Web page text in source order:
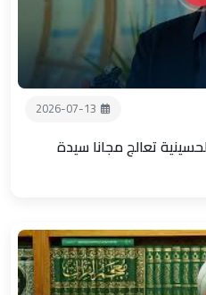
2026-07-13
تعالج مجانا سيدة